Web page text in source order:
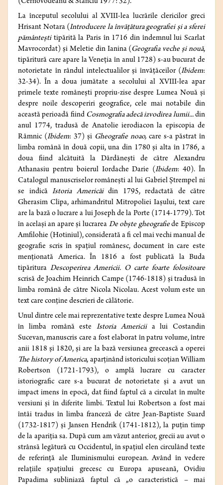
(Cernovodeanu & Stanciu 1977: 32).
La începutul secolului al XVIII-lea lucrările clericilor greci
Hrisant Notara (Introducere la învățătura geografiei și a sferei
pământeștitipărită la Paris în 1716 din îndemnul lui Scarlat
Mavrocordat) și Meletie din Ianina (Geografia veche și nouă,
tipăritură care apare la Veneția în anul 1728) s‑au bucurat de
notorietate în rândul intelectualilor și învățăceilor (Ibidem:
32-34). În a doua jumătate a secolului al XVIII-lea apar
primele texte românești propriu-zise despre Lumea Nouă și
despre noile descoperiri geografice, cele mai notabile din
această perioadă fiind Cosmografia adecă izvodirea lumii...din
anul 1774, tradusă de Anatolie ierodiacon la episcopia de
Râmnic (Ibidem: 37) și Gheografie noao, care s-a păstrat în
limba română în două copii, una din 1780 și alta în 1786, a
doua fiind alcătuită la Dărdănești de către Alexandru
Athanasiu pentru boierul Iordache Darie (Ibidem: 40). În
Catalogul manuscriselor românești al lui Gabriel Ștrempel ni
se indică Istoria Americăidin 1795, redactată de către
Gherasim Clipa, arhimandritul Mitropoliei Iașului, text care
are la bază o lucrare a lui Joseph de la Porte (1714-1779). Tot
în același an apare și lucrarea De obşte gheografiede Episcop
Amfilohie (Hotiniul), considerată a fi cel mai vechi manual de
geografie scris în spațiul românesc, document în care este
menționată America. În 1816 a fost publicată la Buda
tipăritura Descoperirea Americii. O carte foarte folositoare
scrisă de Joachim Heinrich Campe (1746‑1818) și tradusă în
limba română de către Nicola Nicolau. Acest volum este un
text care conține descrieri de călătorie.
Unul dintre cele mai reprezentative texte despre Lumea Nouă
în limba română este Istoria Americiia lui Costandin
Sucevan, manuscris care a fost elaborat în patru volume, între
anii 1818 și 1820, și are la bază versiunea grecească a operei
The history of America, aparținând istoricului scoțian William
Robertson (1721-1793), o amplă lucrare cu caracter
istoriografic care s-a bucurat de notorietate și a avut un
impact imens în epocă, dat fiind faptul că a circulat în multe
versiuni și în diferite limbi. Textul lui Robertson a fost mai
întâi tradus în limba franceză de către Jean-Baptiste Suard
(1732-1817) și Jansen Hendrik (1741‑1812), la puțin timp
de la apariția sa. După cum am văzut anterior, grecii au avut o
strânsă legătură cu Occidentul, în spațiul elen circulând texte
de referință ale Iluminismului european. Având în vedere
relațiile spațiului grecesc cu Europa apuseană, Ovidiu
Papadima subliniază faptul că „o caracteristică – mai